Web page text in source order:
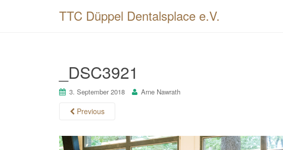
TTC Düppel Dentalsplace e.V.
_DSC3921
3. September 2018 Arne Nawrath
Previous